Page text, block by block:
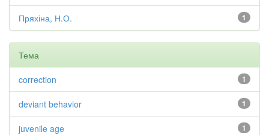
1
Пряхіна, Н.О.
Тема
1
correction
1
deviant behavior
1
juvenile age